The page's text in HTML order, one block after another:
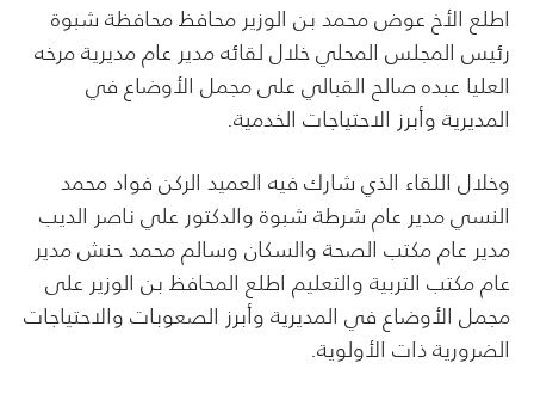
اطلع الأخ عوض محمد بن الوزير محافظ محافظة شبوة
رئيس المجلس المحلي خلال لقائه مدير عام مديرية مرخه
العليا عبده صالح القبالي على مجمل الأوضاع في
المديرية وأبرز الاحتياجات الخدمية.
وخلال اللقاء الذي شارك فيه العميد الركن فواد محمد
النسي مدير عام شرطة شبوة والدكتور علي ناصر الديب
مدير عام مكتب الصحة والسكان وسالم محمد حنش مدير
عام مكتب التربية والتعليم اطلع المحافظ بن الوزير على
مجمل الأوضاع في المديرية وأبرز الصعوبات والاحتياجات
الضرورية ذات الأولوية.